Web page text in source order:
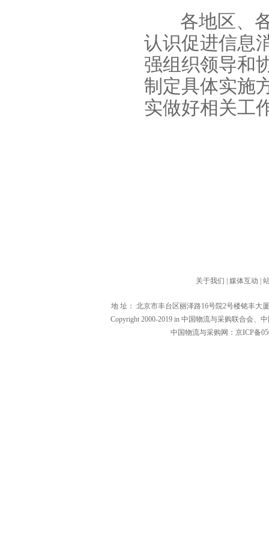
各地区、
认识促进信息
强组织领导和
制定具体实施
实做好相关工
关于我们 媒体互动
地 址： 北京市丰台区丽泽路16号院2号楼铭丰大厦
Copyright 2000-2019 in 中国物流与采购联合会、
中国物流与采购网：京ICP备